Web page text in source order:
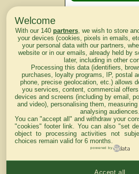
lendemain
Courses
d'aujourd'hui
Haut de Page
Welcome
With our 140 partners, we wish to store
your devices (cookies, pixels in emails,
your personal data with our partners,
website or in our emails, already held by
later, including in other
Processing this data (identifiers,
purchases, loyalty programs, IP, postal
phone, precise geolocation, etc.) allows
you services, content, commercial
devices and screens (including by email,
and video), personalising them,
analysing audiences.
You can "accept all" and withdraw your
"cookies" footer link . You can also "set
object to processing activities not
choices remain valid for 6 months.
powered by
Accept all